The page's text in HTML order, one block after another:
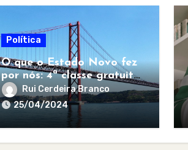
Política
O que o Estado Novo fez
por nós: 4ª classe gratuita
para todos
Rui Cerdeira Branco
25/04/2024